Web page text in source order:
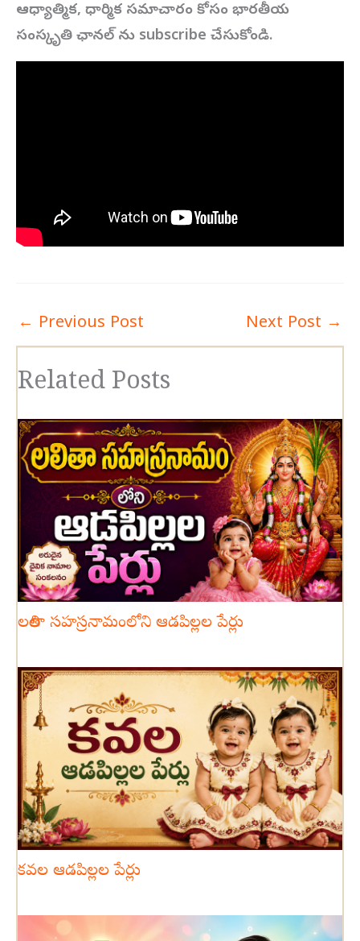
ఆధ్యాత్మిక, ధార్మిక సమాచారం కోసం భారతీయ
సంస్కృతి ఛానల్ ను subscribe చేసుకోండి.
← Previous Post Next Post →
Related Posts
లలితా సహస్రనామంలోని ఆడపిల్లల పేర్లు
కవల ఆడపిల్లల పేర్లు